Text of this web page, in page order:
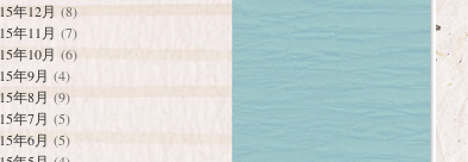
年12月 (8)
年11月 (7)
年10月 (6)
年9月 (4)
年8月 (9)
年7月 (5)
年6月 (5)